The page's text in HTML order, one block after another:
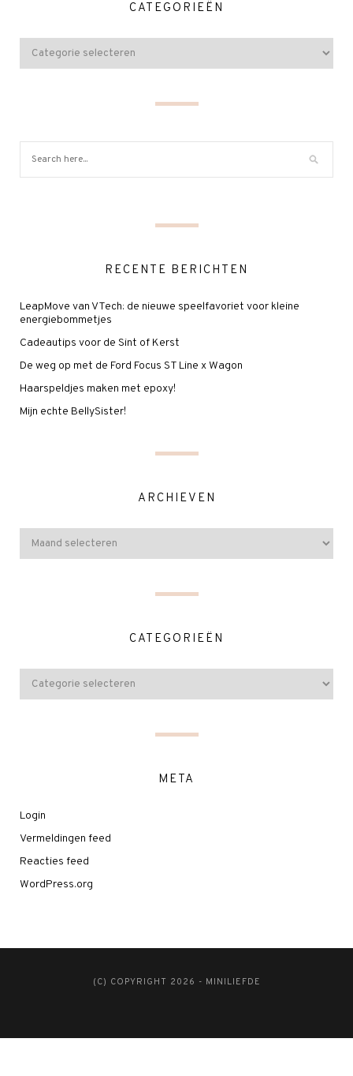
CATEGORIEËN
RECENTE BERICHTEN
LeapMove van VTech: de nieuwe speelfavoriet voor kleine
energiebommetjes
Cadeautips voor de Sint of Kerst
De weg op met de Ford Focus ST Line x Wagon
Haarspeldjes maken met epoxy!
Mijn echte BellySister!
ARCHIEVEN
CATEGORIEËN
META
Login
Vermeldingen feed
Reacties feed
WordPress.org
(C) COPYRIGHT 2026 - MINILIEFDE